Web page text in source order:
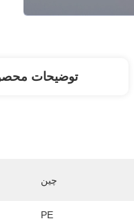
توضیحات
چین
PE